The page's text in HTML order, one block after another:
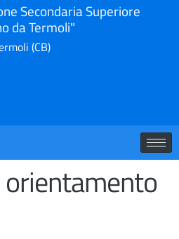
Secondaria Superiore
da Termoli"
(CB)